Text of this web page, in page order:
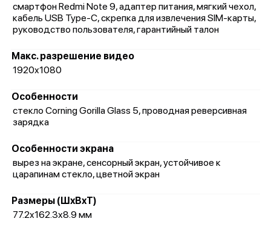
смартфон Redmi Note 9, адаптер питания, мягкий чехол,
кабель USB Type-C, скрепка для извлечения SIM-карты,
руководство пользователя, гарантийный талон
Макс. разрешение видео
1920x1080
Особенности
стекло Corning Gorilla Glass 5, проводная реверсивная
зарядка
Особенности экрана
вырез на экране, сенсорный экран, устойчивое к
царапинам стекло, цветной экран
Размеры (ШxВxТ)
77.2x162.3x8.9 мм